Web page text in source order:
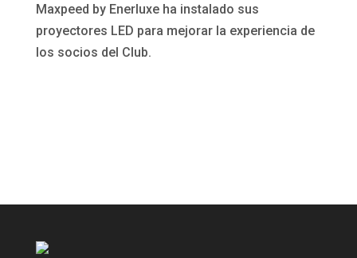
Maxpeed by Enerluxe ha instalado sus
proyectores LED para mejorar la experiencia de
los socios del Club.